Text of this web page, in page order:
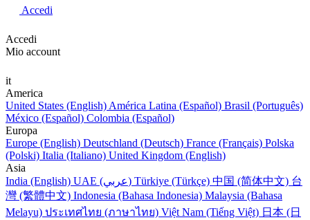
Accedi
Accedi
Mio account
it
America
United States (English) América Latina (Español) Brasil (Português)
México (Español) Colombia (Español)
Europa
Europe (English) Deutschland (Deutsch) France (Français) Polska
(Polski) Italia (Italiano) United Kingdom (English)
Asia
India (English)
UAE (عربي) Türkiye (Türkçe) 中国 (简体中文) 台
灣 (繁體中文) Indonesia (Bahasa Indonesia) Malaysia (Bahasa
Melayu) ประเทศไทย (ภาษาไทย) Việt Nam (Tiếng Việt) 日本 (日